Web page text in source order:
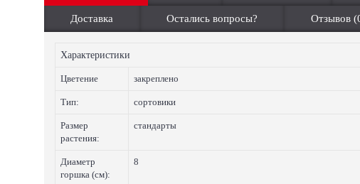
Доставка Остались вопросы? Отзывов
Характеристики
Цветение закреплено
Тип: сортовики
Размер
растения:
стандарты
Диаметр
горшка (см):
8